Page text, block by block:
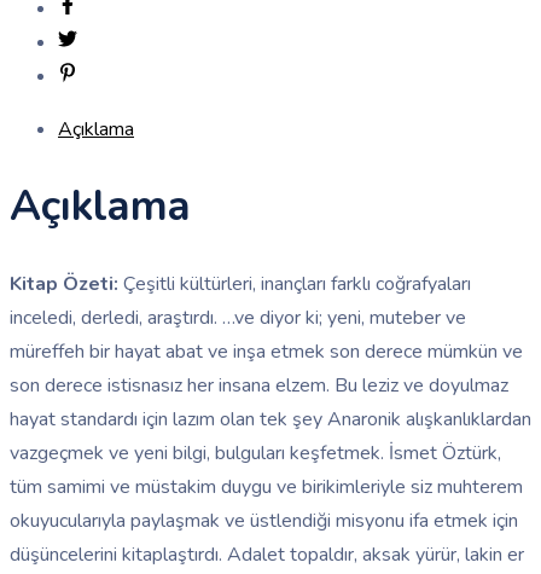
Açıklama
Açıklama
Kitap Özeti: Çeşitli kültürleri, inançları farklı coğrafyaları
inceledi, derledi, araştırdı. …ve diyor ki; yeni, muteber ve
müreffeh bir hayat abat ve inşa etmek son derece mümkün ve
son derece istisnasız her insana elzem. Bu leziz ve doyulmaz
hayat standardı için lazım olan tek şey Anaronik alışkanlıklardan
vazgeçmek ve yeni bilgi, bulguları keşfetmek. İsmet Öztürk,
tüm samimi ve müstakim duygu ve birikimleriyle siz muhterem
okuyucularıyla paylaşmak ve üstlendiği misyonu ifa etmek için
düşüncelerini kitaplaştırdı. Adalet topaldır, aksak yürür, lakin er